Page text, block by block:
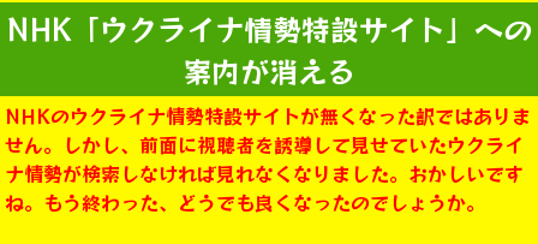
NHK「ウクライナ情勢特設サイト」への
案内が消える
NHKのウクライナ情勢特設サイトが無くなった訳ではありま
せん。しかし、前面に視聴者を誘導して見せていたウクライ
ナ情勢が検索しなければ見れなくなりました。おかしいです
ね。もう終わった、どうでも良くなったのでしょうか。